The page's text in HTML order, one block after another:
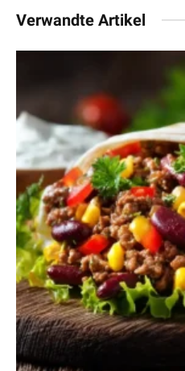
Verwandte Artikel